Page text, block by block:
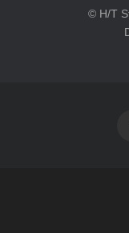
© H/T